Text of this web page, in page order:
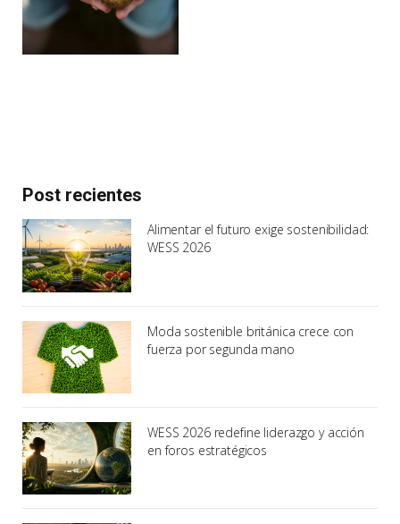
Post recientes
Alimentar el futuro exige sostenibilidad:
WESS 2026
Moda sostenible británica crece con
fuerza por segunda mano
WESS 2026 redefine liderazgo y acción
en foros estratégicos